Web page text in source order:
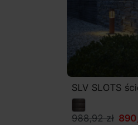
SLV SLOTS
988,92 zł